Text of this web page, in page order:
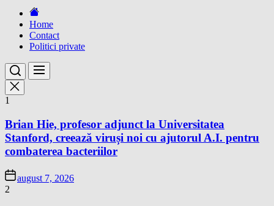
Home
Contact
Politici private
1
Brian Hie, profesor adjunct la Universitatea
Stanford, creează viruși noi cu ajutorul A.I. pentru
combaterea bacteriilor
august 7, 2026
2